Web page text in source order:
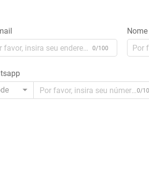
0/100
Nome
0/